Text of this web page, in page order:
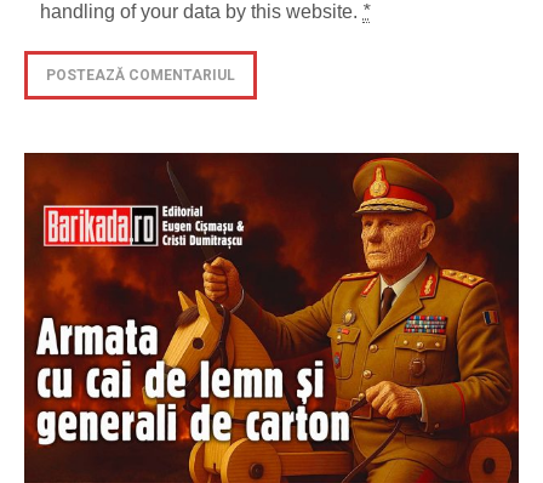
handling of your data by this website. *